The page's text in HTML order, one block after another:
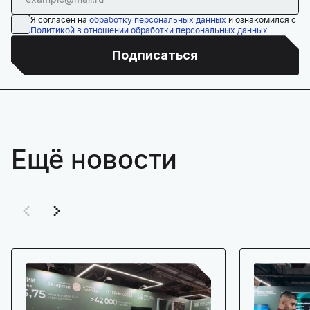
Я согласен на обработку персональных данных и ознакомился с
Политикой в отношении обработки персональных данных
Подписаться
Ещё новости